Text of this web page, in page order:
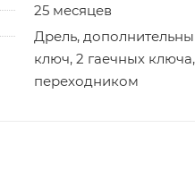
25 месяцев
Дрель,
ключ, 2 гаечных
переходником